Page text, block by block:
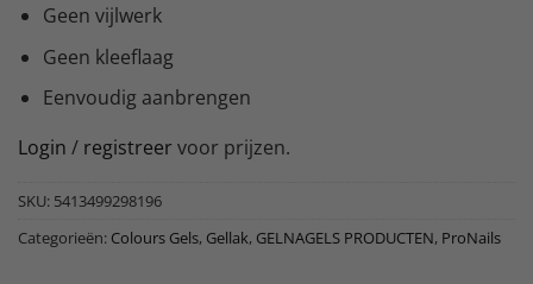
Geen vijlwerk
Geen kleeflaag
Eenvoudig aanbrengen
Login / registreer voor prijzen.
SKU: 5413499298196
Categorieën: Colours Gels, Gellak, GELNAGELS PRODUCTEN, ProNails